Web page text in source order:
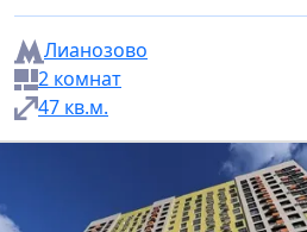
Лианозово
2 комнат
47 кв.м.